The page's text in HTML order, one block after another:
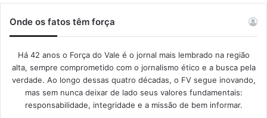
Onde os fatos têm força
Há 42 anos o Força do Vale é o jornal mais lembrado na região
alta, sempre comprometido com o jornalismo ético e a busca pela
verdade. Ao longo dessas quatro décadas, o FV segue inovando,
mas sem nunca deixar de lado seus valores fundamentais:
responsabilidade, integridade e a missão de bem informar.​